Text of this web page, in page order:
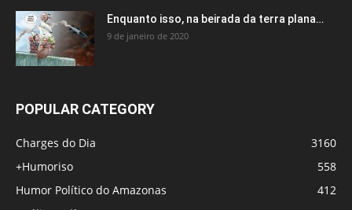
Enquanto isso, na beirada da terra plana…
9 de janeiro de 2020
POPULAR CATEGORY
Charges do Dia
3160
+Humoriso
558
Humor Político do Amazonas
412